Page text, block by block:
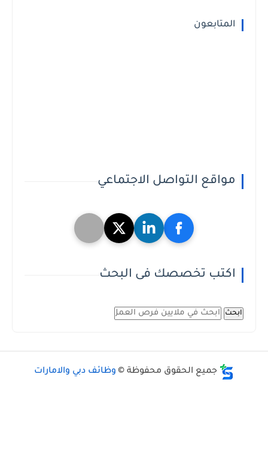
المتابعون
مواقع التواصل الاجتماعي
اكتب تخصصك فى البحث
ابحث
جميع الحقوق محفوظة © وظائف دبي والامارات